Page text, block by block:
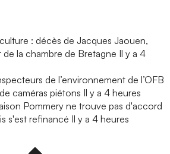
: décès de Jacques Jaouen,
de la chambre de Bretagne Il y a 4
de l’environnement de l’OFB
caméras piétons Il y a 4 heures
Pommery ne trouve pas d'accord
s'est refinancé Il y a 4 heures